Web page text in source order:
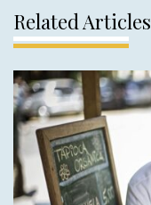
Related Articles